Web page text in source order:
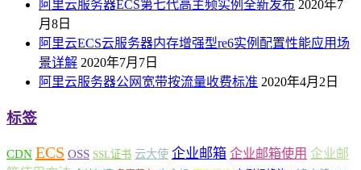
阿里云服务器ECS第七代高主频实例全新发布 2020年7
月8日
阿里云ECS云服务器内存增强型re6实例配置性能应用场
景详解 2020年7月7日
阿里云服务器公网宽带按流量收费标准 2020年4月2日
标签
CDN ECS OSS SSL证书 云大使 企业邮箱 企业邮箱使用 企业邮